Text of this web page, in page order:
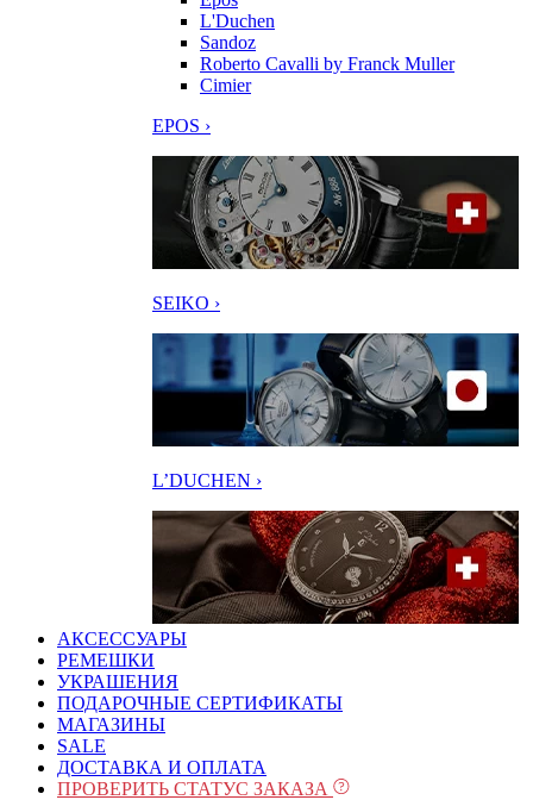
L'Duchen
Sandoz
Roberto Cavalli by Franck Muller
Cimier
EPOS ›
SEIKO ›
L’DUCHEN ›
АКСЕССУАРЫ
РЕМЕШКИ
УКРАШЕНИЯ
ПОДАРОЧНЫЕ СЕРТИФИКАТЫ
МАГАЗИНЫ
SALE
ДОСТАВКА И ОПЛАТА
ПРОВЕРИТЬ СТАТУС ЗАКАЗА